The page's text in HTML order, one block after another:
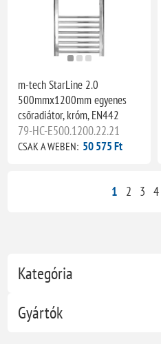
Kategória
Gyártók
m-tech StarLine 2.0
500mmx1200mm egyenes
csőradiátor, króm, EN442
79-HC-E500.1200.22.21
CSAK A WEBEN: 50 575 Ft
1 2 3 4